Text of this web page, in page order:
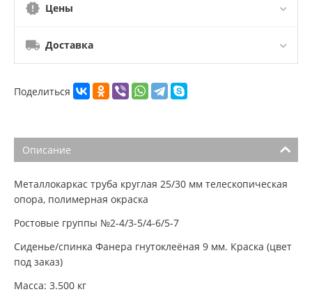
Цены
Доставка
Поделиться
Описание
Металлокаркас труба круглая 25/30 мм телескопическая
опора, полимерная окраска
Ростовые группы №2-4/3-5/4-6/5-7
Сиденье/спинка Фанера гнутоклеёная 9 мм. Краска (цвет
под заказ)
Масса: 3.500 кг